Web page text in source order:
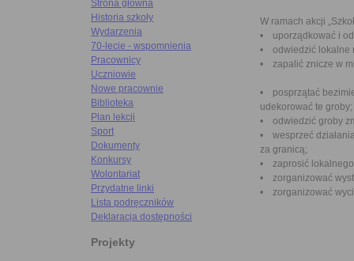
Strona główna
Historia szkoły
Wydarzenia
70-lecie - wspomnienia
Pracownicy
Uczniowie
Nowe pracownie
Biblioteka
Plan lekcji
Sport
Dokumenty
Konkursy
Wolontariat
Przydatne linki
Lista podręczników
Deklaracja dostępności
Projekty
W ramach akcji
• uporządkować i
• odwiedzić lokalne
• zapalić znicze w
• posprzątać
udekorować te groby;
• odwiedzić groby
• wesprzeć
za granicą;
• zaprosić lokalnego
• zorganizować
• zorganizować